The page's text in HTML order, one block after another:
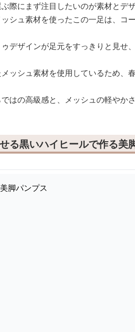
際にまず注目したいのが素材とデザ
シュ素材を使ったこの一足は、コ
デザインが足元をすっきりと見せ
ッシュ素材を使用しているため、
はの高級感と、メッシュの軽やか
る黒いハイヒールで作る美